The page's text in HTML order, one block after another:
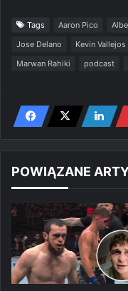
Tags Aaron Pico
Jose Delano
Kevin Vallejos
Marwan Rahiki
podcast
POWIĄZANE